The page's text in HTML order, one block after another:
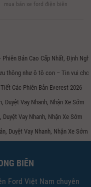
mua bán xe ford điện biên
Bản Cao Cấp Nhất, Định
thông như ô tô con – Tin vui cho
Các Phiên Bản Everest 2026
Duyệt Vay Nhanh, Nhận Xe Sớm
Vay Nhanh, Nhận Xe Sớm
Duyệt Vay Nhanh, Nhận Xe Sớm
BIÊN
Ford Việt Nam chuyên